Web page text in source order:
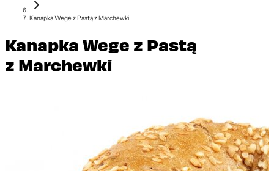
Kanapka Wege z Pastą z Marchewki
Kanapka Wege z Pastą
z Marchewki